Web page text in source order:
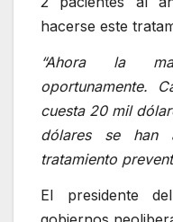
hacerse este
“Ahora la
oportunamente.
cuesta 20 mil
dólares se han
tratamiento
El presidente